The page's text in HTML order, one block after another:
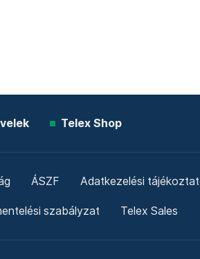
Telex Shop
ÁSZF Adatkezelési
szabályzat Telex Sales